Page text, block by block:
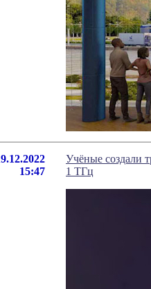
15:47
Учёные создали
1 ТГц